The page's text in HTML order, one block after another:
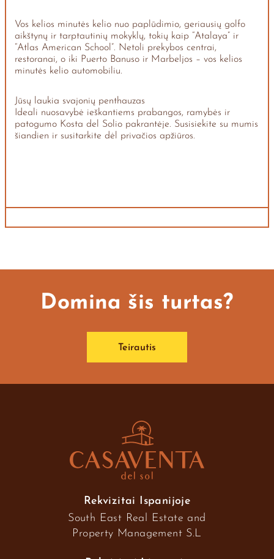
Vos kelios minutės kelio nuo paplūdimio, geriausių golfo
aikštynų ir tarptautinių mokyklų, tokių kaip “Atalaya” ir
“Atlas American School”. Netoli prekybos centrai,
restoranai, o iki Puerto Banuso ir Marbeljos – vos kelios
minutės kelio automobiliu.
Jūsų laukia svajonių penthauzas
Ideali nuosavybė ieškantiems prabangos, ramybės ir
patogumo Kosta del Solio pakrantėje. Susisiekite su mumis
šiandien ir susitarkite dėl privačios apžiūros.
Domina šis turtas?
Teirautis
Rekvizitai Ispanijoje
South East Real Estate and
Property Management S.L